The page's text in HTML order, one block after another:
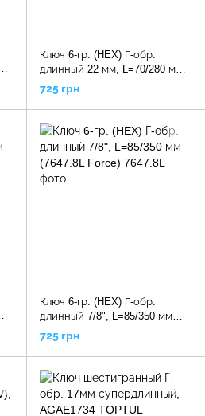
Ключ 6-гр. (HEX) Г-обр.
длинный 22 мм, L=70/280 мм
725 грн
Ключ 6-гр. (HEX) Г-обр.
длинный 7/8", L=85/350 мм
725 грн